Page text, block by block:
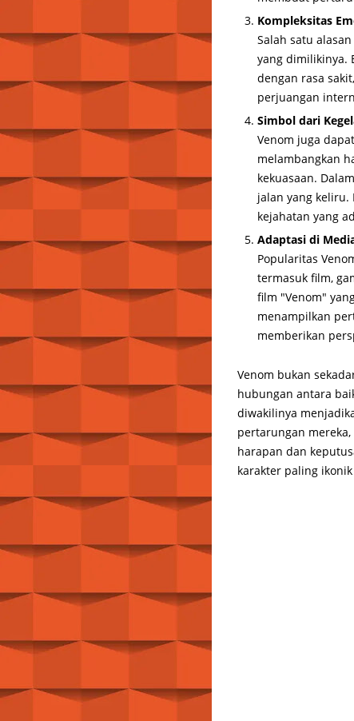
Kompleksitas
Salah satu
yang dimilikinya.
dengan rasa
perjuangan
Simbol dari
Venom juga
melambangkan
kekuasaan.
jalan yang keliru.
kejahatan yang
Adaptasi di
Popularitas
termasuk film,
film "Venom"
menampilkan
memberikan
Venom bukan
hubungan antara
diwakilinya
pertarungan
harapan dan
karakter paling